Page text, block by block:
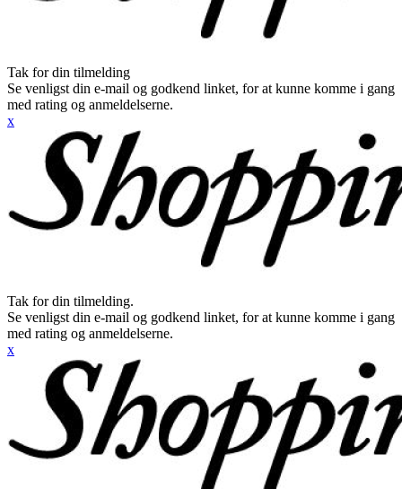
Tak for din tilmelding
Se venligst din e-mail og godkend linket, for at kunne komme i gang
med rating og anmeldelserne.
x
Tak for din tilmelding.
Se venligst din e-mail og godkend linket, for at kunne komme i gang
med rating og anmeldelserne.
x